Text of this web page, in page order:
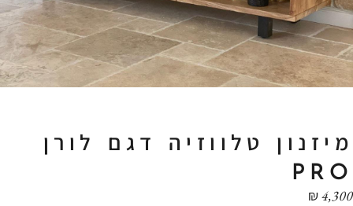
מיזנון טלווזיה דגם לורן
PRO
₪4,300